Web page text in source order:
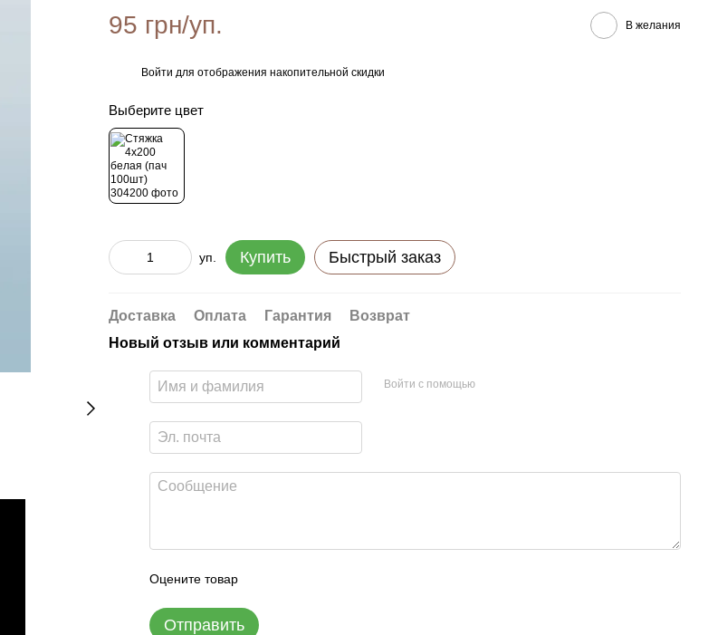
95 грн/уп. В желания
Войти для отображения накопительной скидки
Выберите цвет
уп. Купить Быстрый заказ
Доставка Оплата Гарантия
Возврат
Новый отзыв или комментарий
Войти с помощью
Оцените товар
Отправить